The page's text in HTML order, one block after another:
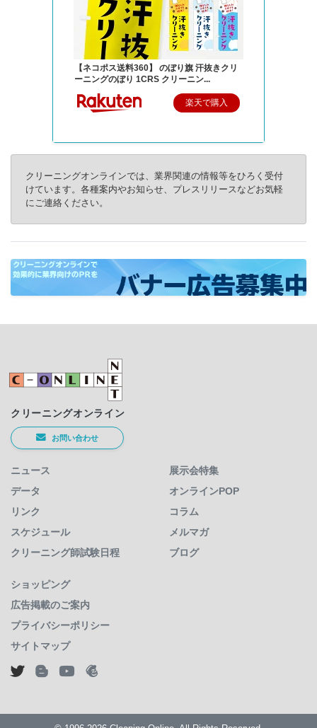
【ネコポス送料360】 のぼり旗 汗抜きクリ
ーニングのぼり 1CRS クリーニン...
楽天で購入
クリーニングオンラインでは、業界関連の情報等をひろく受付
けています。各種案内やお知らせ、プレスリリースなどお気軽
にご連絡ください。
クリーニングオンライン
お問い合わせ
ニュース
データ
リンク
スケジュール
クリーニング師試験日程
展示会特集
オンラインPOP
コラム
メルマガ
ブログ
ショッピング
広告掲載のご案内
プライバシーポリシー
サイトマップ